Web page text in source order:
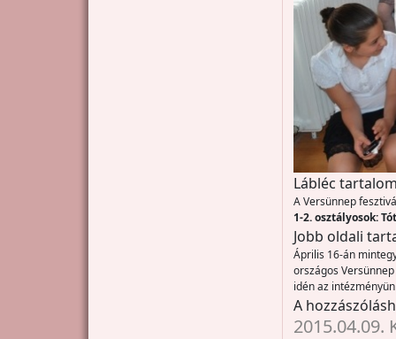
Lábléc
A Versünnep
1-2. osztályosok:
Jobb oldali
Április 16-án
országos
idén az
A
2015.04.09.